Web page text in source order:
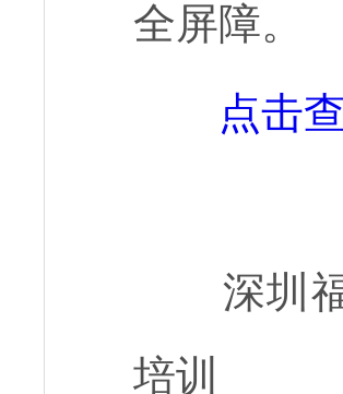
全屏障。
点击
深圳
培训